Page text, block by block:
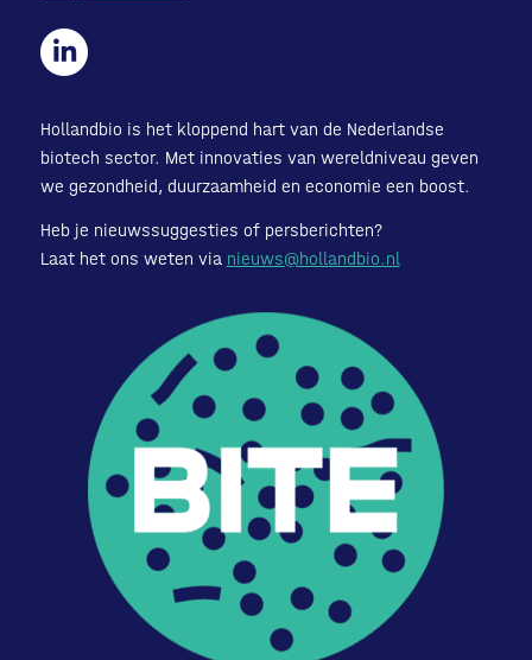
Hollandbio is het kloppend hart van de Nederlandse
biotech sector. Met innovaties van wereldniveau geven
we gezondheid, duurzaamheid en economie een boost.
Heb je nieuwssuggesties of persberichten?
Laat het ons weten via nieuws@hollandbio.nl